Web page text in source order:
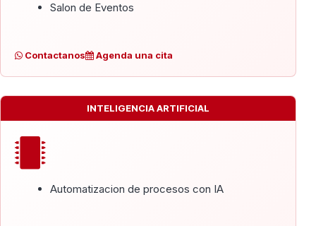
Salon de Eventos
Contactanos Agenda una cita
INTELIGENCIA ARTIFICIAL
Automatizacion de procesos con IA